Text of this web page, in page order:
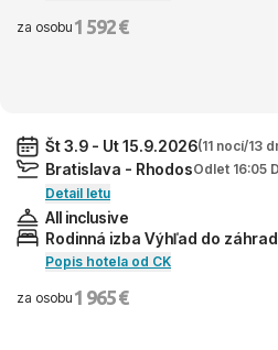
za osobu 1 592 €
Št 3.9 - Ut 15.9.2026(11 nocí/13
Bratislava - RhodosOdlet 16:05
Detail letu
All inclusive
Rodinná izba Výhľad do
Popis hotela od CK
za osobu 1 965 €